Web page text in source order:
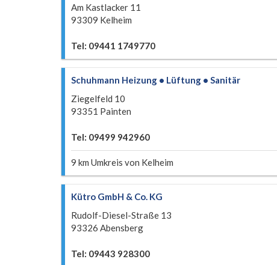
Am Kastlacker 11
93309 Kelheim
Tel: 09441 1749770
Schuhmann Heizung • Lüftung • Sanitär
Ziegelfeld 10
93351 Painten
Tel: 09499 942960
9 km Umkreis von Kelheim
Kütro GmbH & Co. KG
Rudolf-Diesel-Straße 13
93326 Abensberg
Tel: 09443 928300